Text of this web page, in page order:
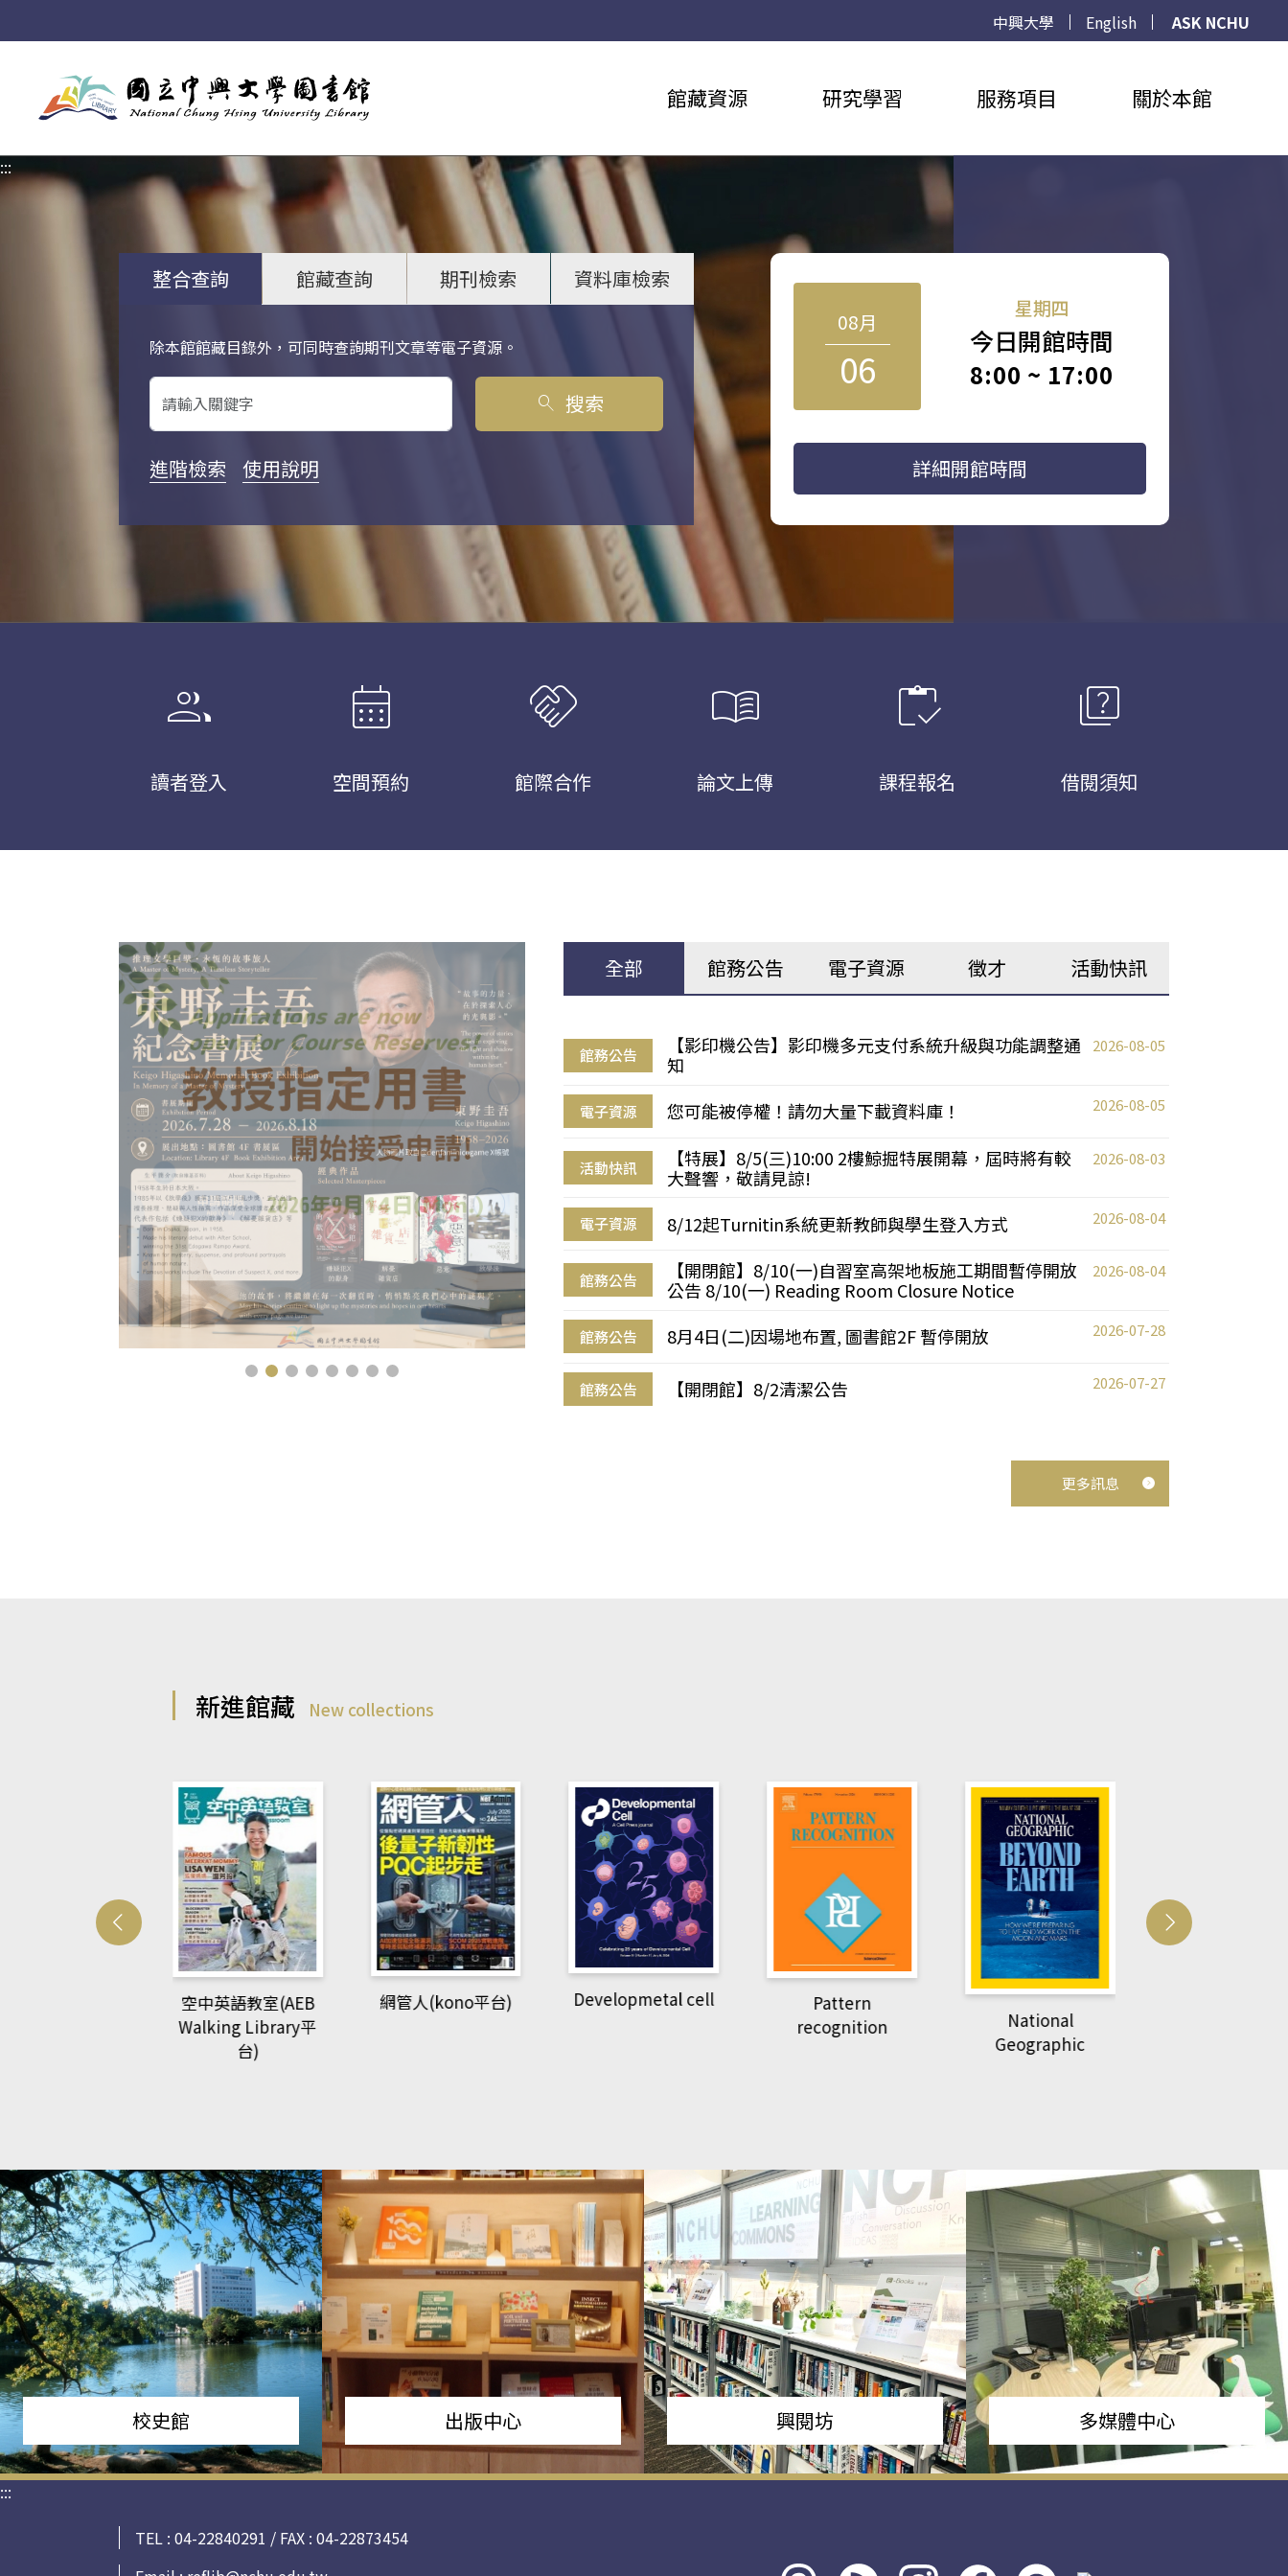
中興大學 English
ASK NCHU
館藏資源 研究學習 服務項目 關於本館
:::
整合查詢 館藏查詢 期刊檢索 資料庫檢索
除本館館藏目錄外，可同時查詢期刊文章等電子資源。
關鍵字搜尋
search 搜索
進階檢索 使用說明
08月
06
星期四
今日開館時間
8:00 ~ 17:00
詳細開館時間
group
讀者登入
calendar_month
空間預約
handshake
館際合作
menu_book
論文上傳
inventory
課程報名
quiz
借閱須知
全部 館務公告 電子資源 徵才 活動快訊
館務公告
【影印機公告】影印機多元支付系統升級與功能調整通
知
2026-08-05
電子資源 您可能被停權！請勿大量下載資料庫！ 2026-08-05
活動快訊
【特展】8/5(三)10:00 2樓鯨掘特展開幕，屆時將有較
大聲響，敬請見諒!
2026-08-03
電子資源 8/12起Turnitin系統更新教師與學生登入方式 2026-08-04
館務公告
【開閉館】8/10(一)自習室高架地板施工期間暫停開放
公告 8/10(一) Reading Room Closure Notice
2026-08-04
館務公告 8月4日(二)因場地布置, 圖書館2F 暫停開放 2026-07-28
館務公告 【開閉館】8/2清潔公告 2026-07-27
更多訊息
新進館藏 New collections
網管人(kono平台) Developmetal cell
Pattern
National
Geographic
Harvard Business
Review
校史館 出版中心 興閱坊 多媒體中心
:::
TEL : 04-22840291 / FAX : 04-22873454